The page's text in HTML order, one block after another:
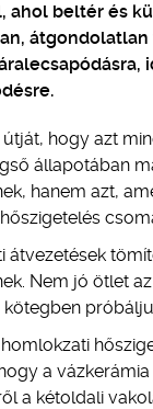
ahol beltér és
hogy azt
állapotában
hanem azt,
Nem jó ötlet
a
a kétoldali